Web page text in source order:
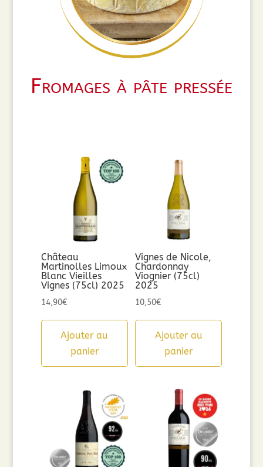
Fromages à pâte pressée
Château
Martinolles Limoux
Blanc Vieilles
Vignes (75cl) 2025
14,90€
Ajouter au
panier
Vignes de Nicole,
Chardonnay
Viognier (75cl)
2025
10,50€
Ajouter au
panier